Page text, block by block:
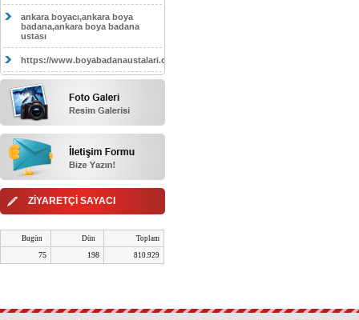
ankara boyacı,ankara boya
badana,ankara boya badana
ustası
https://www.boyabadanaustalari.com/
ZİYARETÇİ SAYACI
Bugün Dün Toplam
75 198 810.929